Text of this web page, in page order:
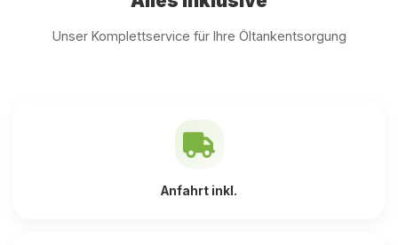
Unser Komplettservice für Ihre Öltankentsorgung
Anfahrt inkl.